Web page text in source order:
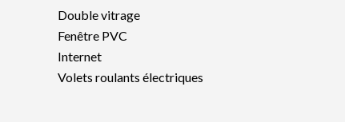
Double vitrage
Fenêtre PVC
Internet
Volets roulants électriques